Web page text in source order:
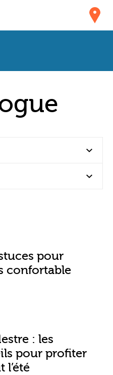
pour
confortable
: les
pour profiter
l’été